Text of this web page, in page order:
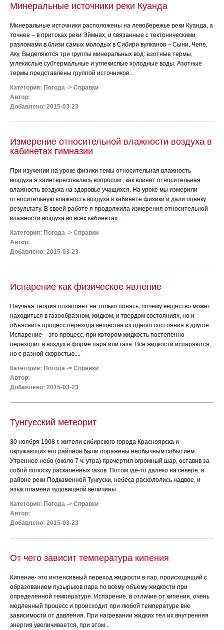
Минеральные источники реки Куанда
Минеральные источники расположены на левобережье реки Куанда, а
точнее – в притоках реки Эймнах, и связанные с тектоническими
разломами в близи самых молодых в Сибири вулканов – Сыни, Чепе,
Аку. Выделяются три группы минеральных вод: азотные термы,
углекислые субтермальные и углекислые холодные воды. Азотные
термы представлены группой источников...
Категория: Погода -> Справки
Автор:
Добавлено: 2015-03-23
Измерение относительной влажности воздуха в
кабинетах гимназии
При изучении на уроке физики темы относительная влажность
воздуха я заинтересовалась вопросом , как влияет относительная
влажность воздуха на здоровье учащихся. На уроке мы измерили
относительную влажность воздуха в кабинете физики и дали оценку
результату. В своей работе я продолжила измерения относительной
влажности воздуха во всех кабинетах...
Категория: Погода -> Справки
Автор:
Добавлено: 2015-03-23
Испарение как физическое явление
Научная теория позволяет не только понять, почему вещество может
находиться в газообразном, жидком, и твердом состояниях, но и
объяснить процесс перехода вещества из одного состояния в другое.
Испарение – это процесс, при котором жидкость постепенно
переходит в воздух в форме пара или газа. Все жидкости испаряются,
но с разной скоростью....
Категория: Погода -> Справки
Автор:
Добавлено: 2015-03-23
Тунгусский метеорит
30 ноября 1908 г. жители сибирского города Красноярска и
окружающих его районов были поражены необычным событием.
Утреннее небо (около 7 ч. утра) прочертил огромный шар, оставив за
собой полоску раскаленных газов. Потом где-то далеко на севере, в
районе реки Подкаменной Тунгуски, небеса раскололись надвое, и
язык пламени чудовищной величины...
Категория: Погода -> Справки
Автор:
Добавлено: 2015-03-23
От чего зависит температура кипения
Кипение- это интенсивный переход жидкости в пар, происходящий с
образованием пузырьков пара по всему объему жидкости при
определенной температуре. Испарение, в отличие от кипения, очень
медленный процесс и происходит при любой температуре вне
зависимости от давления. При нагревании жидких тел их внутренняя
энергия увеличивается, при этом...